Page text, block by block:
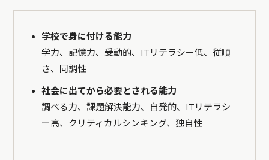
学校で身に付ける能力
学力、記憶力、受動的、ITリテラシー低、従順
さ、同調性
社会に出てから必要とされる能力
調べる力、課題解決能力、自発的、ITリテラシ
ー高、クリティカルシンキング、独自性